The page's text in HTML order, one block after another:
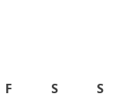
F S
S